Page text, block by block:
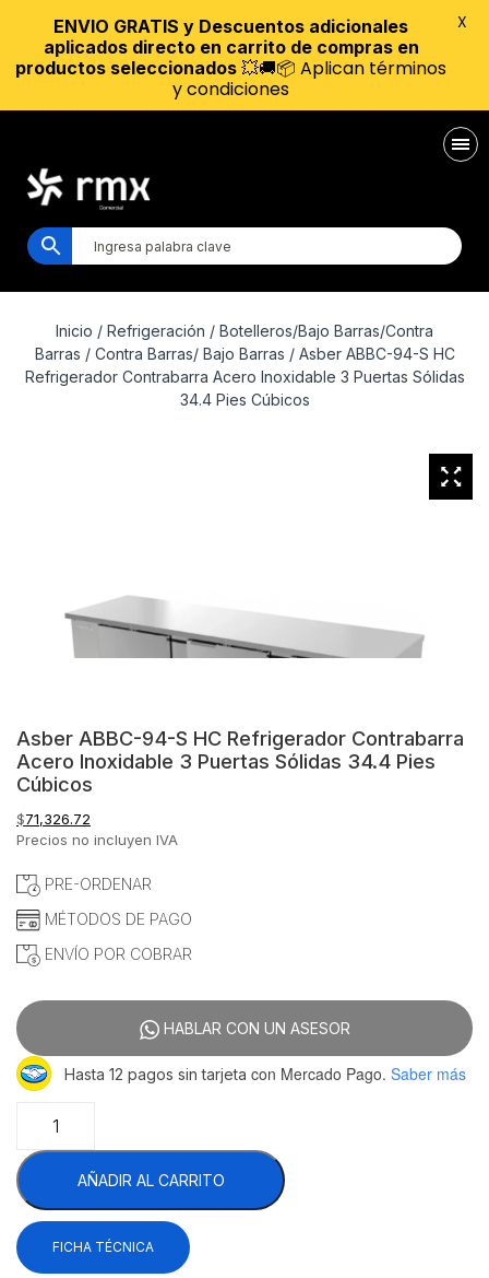
Inicio / Refrigeración / Botelleros/Bajo Barras/Contra
Barras / Contra Barras/ Bajo Barras / Asber ABBC-94-S HC
Refrigerador Contrabarra Acero Inoxidable 3 Puertas Sólidas
34.4 Pies Cúbicos
Asber ABBC-94-S HC Refrigerador Contrabarra
Acero Inoxidable 3 Puertas Sólidas 34.4 Pies
Cúbicos
$71,326.72
Precios no incluyen IVA
PRE-ORDENAR
MÉTODOS DE PAGO
ENVÍO POR COBRAR
HABLAR CON UN ASESOR
Hasta 12 pagos sin tarjeta con Mercado Pago. Saber más
ABBC-
94-
S
HC
Refrigerador
Contrabarra
Acero
AÑADIR AL CARRITO
FICHA TÉCNICA
ENVIO GRATIS y Descuentos adicionales
aplicados directo en carrito de compras en
productos seleccionados 💥🚚📦 Aplican términos
y condiciones
X